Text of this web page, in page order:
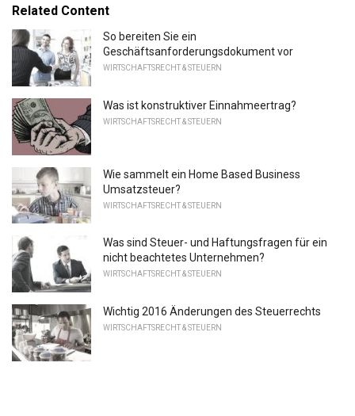
Related Content
So bereiten Sie ein
Geschäftsanforderungsdokument vor
WIRTSCHAFTSRECHT & STEUERN
Was ist konstruktiver Einnahmeertrag?
WIRTSCHAFTSRECHT & STEUERN
Wie sammelt ein Home Based Business
Umsatzsteuer?
WIRTSCHAFTSRECHT & STEUERN
Was sind Steuer- und Haftungsfragen für ein
nicht beachtetes Unternehmen?
WIRTSCHAFTSRECHT & STEUERN
Wichtig 2016 Änderungen des Steuerrechts
WIRTSCHAFTSRECHT & STEUERN